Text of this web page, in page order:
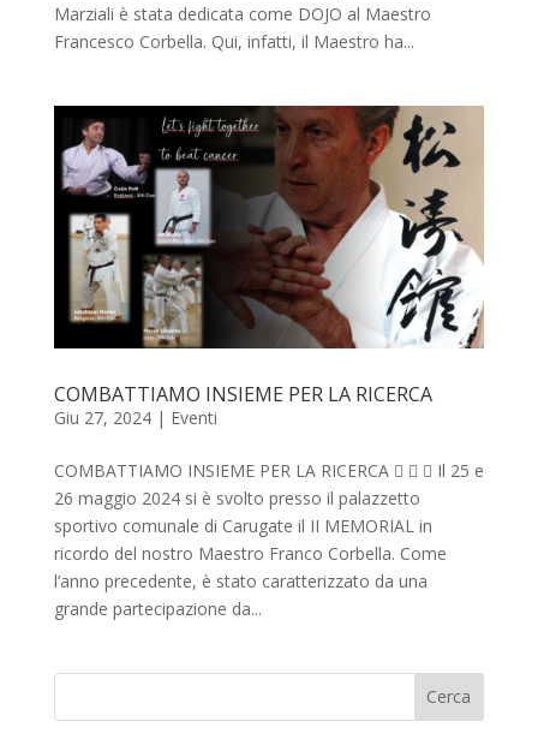
Marziali è stata dedicata come DOJO al Maestro
Francesco Corbella. Qui, infatti, il Maestro ha...
COMBATTIAMO INSIEME PER LA RICERCA
Giu 27, 2024| Eventi
COMBATTIAMO INSIEME PER LA RICERCA    Il 25 e
26 maggio 2024 si è svolto presso il palazzetto
sportivo comunale di Carugate il II MEMORIAL in
ricordo del nostro Maestro Franco Corbella. Come
l’anno precedente, è stato caratterizzato da una
grande partecipazione da...